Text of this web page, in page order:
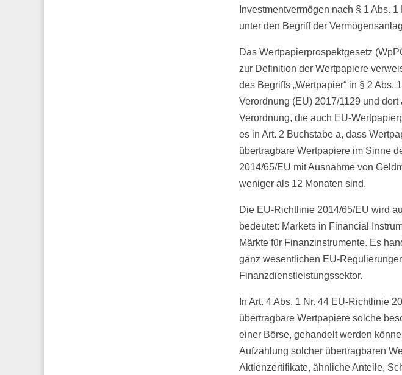
Investmentvermögen nach § 1 Abs.
unter den Begriff der
Das Wertpapierprospektgesetz
zur Definition der Wertpapiere
des Begriffs „Wertpapier“ in § 2 Abs.
Verordnung (EU) 2017/1129 und
Verordnung, die auch EU-
es in Art. 2 Buchstabe a, dass
übertragbare Wertpapiere im Sinne
2014/65/EU mit Ausnahme von
weniger als 12 Monaten sind.
Die EU-Richtlinie 2014/65/EU wird
bedeutet: Markets in Financial
Märkte für Finanzinstrumente. Es
ganz wesentlichen EU-
Finanzdienstleistungssektor.
In Art. 4 Abs. 1 Nr. 44 EU-Richtlinie
übertragbare Wertpapiere solche
einer Börse, gehandelt werden
Aufzählung solcher übertragbaren
Aktienzertifikate, ähnliche Anteile,